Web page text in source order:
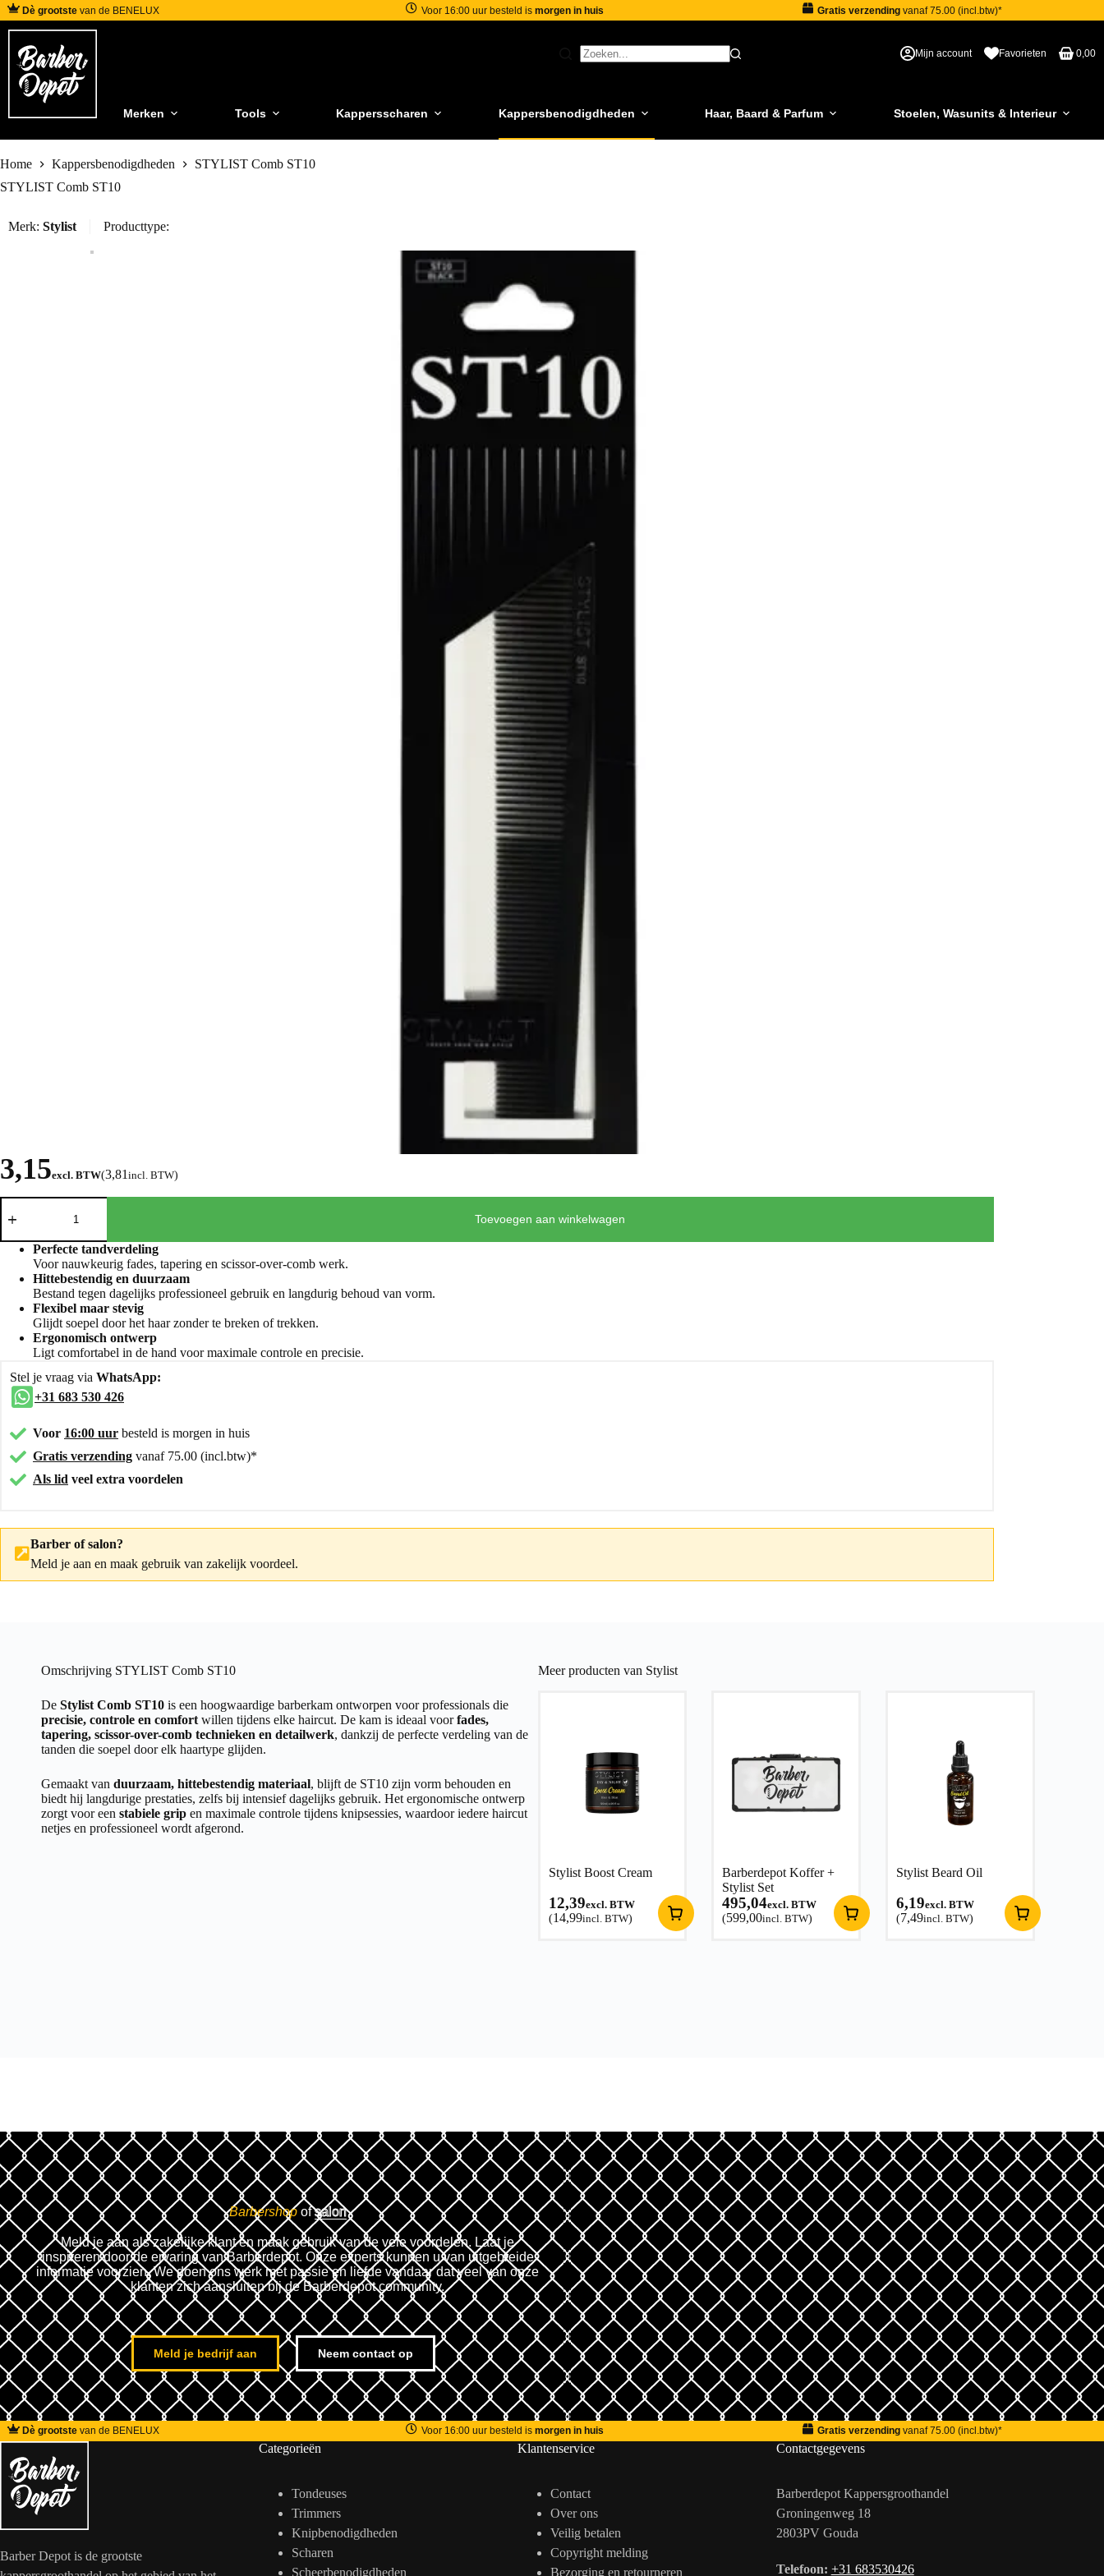
Dè grootste van de BENELUX Voor 16:00 uur besteld ismorgen in huis Gratis verzendingvanaf 75.00 (incl.btw)*
Mijn account Favorieten 0,00
Merken Tools Kappersscharen Kappersbenodigdheden Haar, Baard & Parfum Stoelen, Wasunits & Interieur
Home Kappersbenodigdheden
STYLIST Comb ST10
STYLIST Comb ST10
Merk: Stylist Producttype:
3,15excl. BTW(3,81 incl. BTW)
Toevoegen aan winkelwagen
Perfecte tandverdeling
Voor nauwkeurig fades, tapering en scissor-over-comb werk.
Hittebestendig en duurzaam
Bestand tegen dagelijks professioneel gebruik en langdurig behoud van vorm.
Flexibel maar stevig
Glijdt soepel door het haar zonder te breken of trekken.
Ergonomisch ontwerp
Ligt comfortabel in de hand voor maximale controle en precisie.
Stel je vraag via WhatsApp:
+31 683 530 426
Voor 16:00 uur besteld is morgen in huis
Gratis verzending vanaf 75.00 (incl.btw)*
Als lid veel extra voordelen
Barber of salon?
Meld je aan en maak gebruik van zakelijk voordeel.
Omschrijving STYLIST Comb ST10
De Stylist Comb ST10 is een hoogwaardige barberkam ontworpen voor professionals die
precisie, controle en comfort willen tijdens elke haircut. De kam is ideaal voorfades,
tapering, scissor-over-comb technieken en detailwerk, dankzij de perfecte verdeling van de
tanden die soepel door elk haartype glijden.
Gemaakt van duurzaam, hittebestendig materiaal, blijft de ST10 zijn vorm behouden en
biedt hij langdurige prestaties, zelfs bij intensief dagelijks gebruik. Het ergonomische ontwerp
zorgt voor een stabiele grip en maximale controle tijdens knipsessies, waardoor iedere haircut
netjes en professioneel wordt afgerond.
Meer producten van Stylist
Stylist Boost Cream
12,39excl. BTW
(14,99incl. BTW)
Barberdepot Koffer +
Stylist Set
495,04excl. BTW
(599,00incl. BTW)
Stylist Beard Oil
6,19excl. BTW
(7,49incl. BTW)
Barbershop of salon
Meld je aan als zakelijke klant en maak gebruik van de vele voordelen. Laat je
inspireren door de ervaring van Barberdepot. Onze experts kunnen u van uitgebreide
informatie voorzien. We doen ons werk met passie en liefde vandaar dat veel van onze
klanten zich aansluiten bij de Barberdepot community.
Meld je bedrijf aan Neem contact op
Dè grootste van de BENELUX Voor 16:00 uur besteld ismorgen in huis Gratis verzendingvanaf 75.00 (incl.btw)*
Barber Depot is de grootste
Categorieën
Tondeuses
Trimmers
Knipbenodigdheden
Scharen
Scheerbenodigdheden
Klantenservice
Contact
Over ons
Veilig betalen
Copyright melding
Bezorging en retourneren
Contactgegevens
Barberdepot Kappersgroothandel
Groningenweg 18
2803PV Gouda
Telefoon: +31 683530426